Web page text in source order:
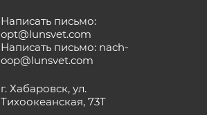
Написать письмо:
opt@lunsvet.com
Написать письмо: nach-
oop@lunsvet.com
г. Хабаровск, ул.
Тихоокеанская, 73Т